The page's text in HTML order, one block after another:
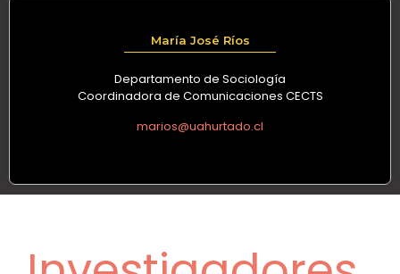
María José Ríos
Departamento de Sociología
Coordinadora de Comunicaciones CECTS
marios@uahurtado.cl